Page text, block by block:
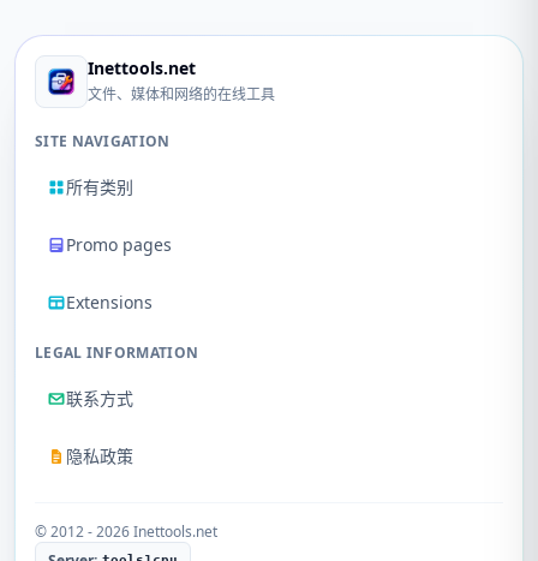
Inettools.net
文件、媒体和网络的在线工具
SITE NAVIGATION
所有类别
Promo pages
Extensions
LEGAL INFORMATION
联系方式
隐私政策
© 2012 - 2026 Inettools.net